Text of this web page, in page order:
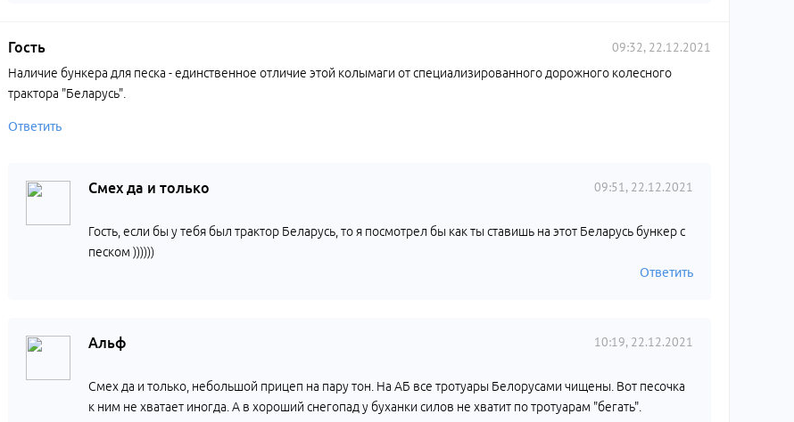
Гость 09:32, 22.12.2021
Наличие бункера для песка - единственное отличие этой колымаги от специализированного дорожного колесного
трактора "Беларусь".
Ответить
Смех да и только 09:51, 22.12.2021
Гость, если бы у тебя был трактор Беларусь, то я посмотрел бы как ты ставишь на этот Беларусь бункер с
песком ))))))
Ответить
Альф 10:19, 22.12.2021
Смех да и только, небольшой прицеп на пару тон. На АБ все тротуары Белорусами чищены. Вот песочка
к ним не хватает иногда. А в хороший снегопад у буханки силов не хватит по тротуарам "бегать".